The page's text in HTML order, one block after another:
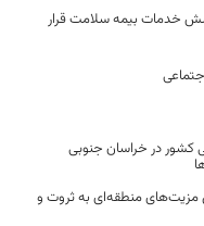
خدمات بیمه سلامت قرار
کشور در خراسان جنوبی
مزیت‌های منطقه‌ای به ثروت و